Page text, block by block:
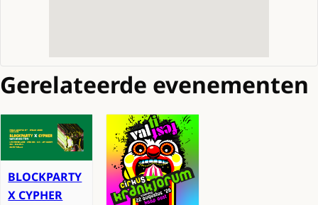
Gerelateerde evenementen
BLOCKPARTY
X CYPHER